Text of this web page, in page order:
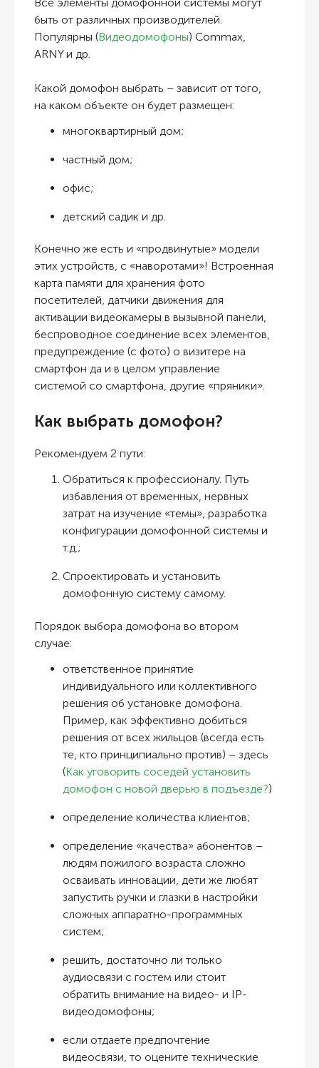
быть от различных производителей.
Популярны (Видеодомофоны) Commax,
ARNY и др.
Какой домофон выбрать – зависит от того,
на каком объекте он будет размещен:
многоквартирный дом;
частный дом;
офис;
детский садик и др.
Конечно же есть и «продвинутые» модели
этих устройств, с «наворотами»! Встроенная
карта памяти для хранения фото
посетителей, датчики движения для
активации видеокамеры в вызывной панели,
беспроводное соединение всех элементов,
предупреждение (с фото) о визитере на
смартфон да и в целом управление
системой со смартфона, другие «пряники».
Как выбрать домофон?
Рекомендуем 2 пути:
Обратиться к профессионалу. Путь
избавления от временных, нервных
затрат на изучение «темы», разработка
конфигурации домофонной системы и
т.д.;
Спроектировать и установить
домофонную систему самому.
Порядок выбора домофона во втором
случае:
ответственное принятие
индивидуального или коллективного
решения об установке домофона.
Пример, как эффективно добиться
решения от всех жильцов (всегда есть
те, кто принципиально против) – здесь
(Как уговорить соседей установить
домофон с новой дверью в подъезде?)
определение количества клиентов;
определение «качества» абонентов –
людям пожилого возраста сложно
осваивать инновации, дети же любят
запустить ручки и глазки в настройки
сложных аппаратно-программных
систем;
решить, достаточно ли только
аудиосвязи с гостем или стоит
обратить внимание на видео- и IP-
видеодомофоны;
если отдаете предпочтение
видеосвязи, то оцените технические